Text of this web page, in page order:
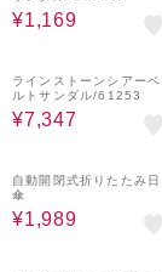
¥1,169
ラインストーンシアーベ
ルトサンダル/61253
¥7,347
自動開閉式折りたたみ日
傘
¥1,989